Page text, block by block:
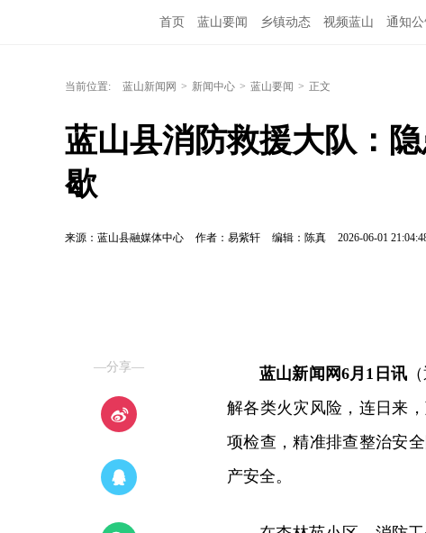
首页 蓝山要闻 乡镇动态 视频蓝山 通知
当前位置: 蓝山新闻网 > 新闻中心 > 蓝山要闻 > 正文
蓝山县消防救援大队：
歇
来源：蓝山县融媒体中心 作者：易紫轩 编辑：陈真 2026-06-01
—分享— 蓝山新闻网6月1日讯
解各类火灾风险，连日来
项检查，精准排查整治安
产安全。